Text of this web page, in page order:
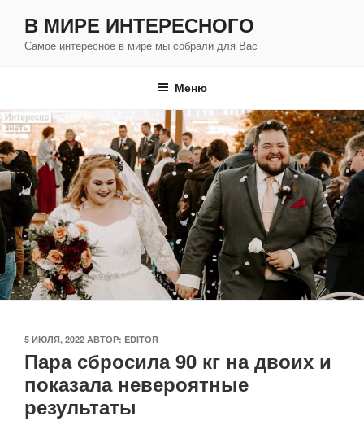
содержимому
В МИРЕ ИНТЕРЕСНОГО
Самое интересное в мире мы собрали для Вас
Меню
ОПУБЛИКОВАНО
5 ИЮЛЯ, 2022 АВТОР: EDITOR
Пара сбросила 90 кг на двоих и
показала невероятные
результаты